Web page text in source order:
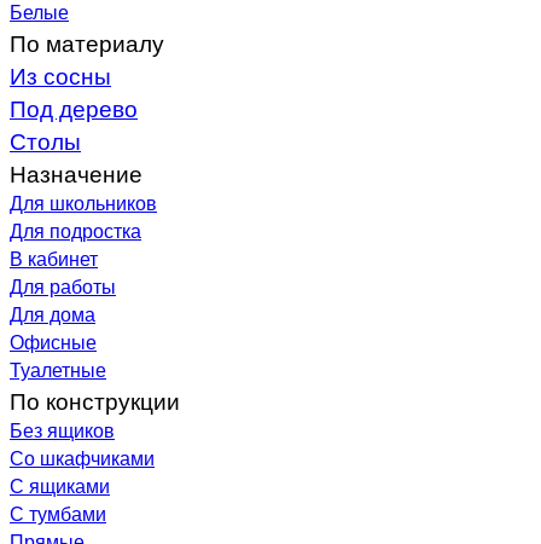
Белые
По материалу
Из сосны
Под дерево
Столы
Назначение
Для школьников
Для подростка
В кабинет
Для работы
Для дома
Офисные
Туалетные
По конструкции
Без ящиков
Со шкафчиками
С ящиками
С тумбами